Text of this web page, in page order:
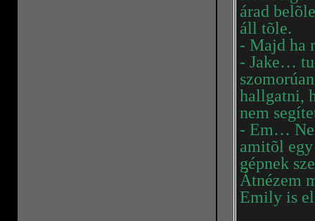
árad
áll tõle.
- Majd ha
- Jake…
hallgatni,
nem
- Em…
amitõl
gépnek
Átnézem
Emily is